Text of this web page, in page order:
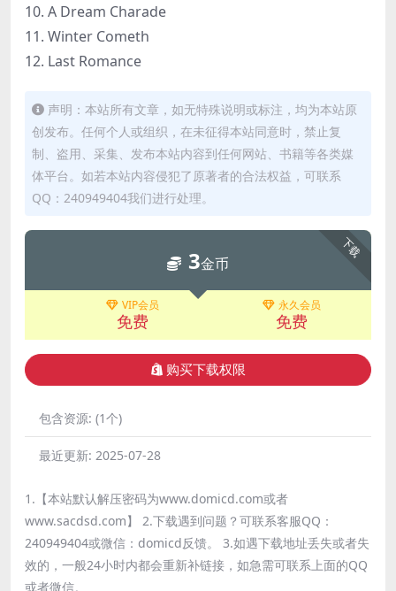
10. A Dream Charade
11. Winter Cometh
12. Last Romance
声明：本站所有文章，如无特殊说明或标注，均为本站原
创发布。任何个人或组织，在未征得本站同意时，禁止复
制、盗用、采集、发布本站内容到任何网站、书籍等各类媒
体平台。如若本站内容侵犯了原著者的合法权益，可联系
QQ：240949404我们进行处理。
下载
3金币
VIP会员
免费
永久会员
免费
购买下载权限
包含资源: (1个)
最近更新: 2025-07-28
1.【本站默认解压密码为www.domicd.com或者
www.sacdsd.com】 2.下载遇到问题？可联系客服QQ：
240949404或微信：domicd反馈。 3.如遇下载地址丢失或者失
效的，一般24小时内都会重新补链接，如急需可联系上面的QQ
或者微信。